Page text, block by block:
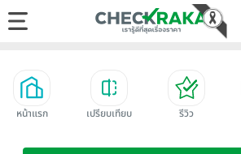
หน้าแรก เปรียบเทียบ รีวิว